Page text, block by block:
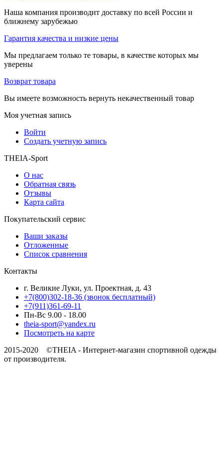
Наша компания производит доставку по всей России и
ближнему зарубежью
Гарантия качества и низкие цены
Мы предлагаем только те товары, в качестве которых мы
уверены
Возврат товара
Вы имеете возможность вернуть некачественный товар
Моя учетная запись
Войти
Создать учетную запись
THEIA-Sport
О нас
Обратная связь
Отзывы
Карта сайта
Покупательский сервис
Ваши заказы
Отложенные
Список сравнения
Контакты
г. Великие Луки, ул. Проектная, д. 43
+7(800)302-18-36 (звонок бесплатный)
+7(911)361-69-11
Пн-Вс 9.00 - 18.00
theia-sport@yandex.ru
Посмотреть на карте
2015-2020 ©THEIA - Интернет-магазин спортивной одежды
от производителя.